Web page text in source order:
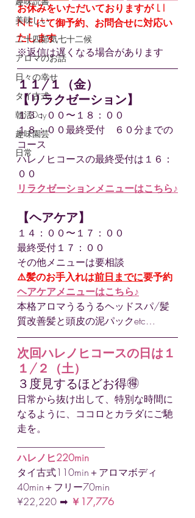
美味しい
二十四節気七十二候
アロマのお話
日々の幸せ
タイ古式
朝活Day
趣味園芸
日常
お休みをいただいておりますが L I
N E にて御予約、お問合せに対応い
たします
※返信は遅くなる場合があります
１１/１
（金）
【リラクゼーション】
１３：００〜１８：００
１８：００最終受付　６０分までの
コース
ハレノヒコースの最終受付は１６：
００
リラクゼーションメニューはこちら♪
【ヘアケア】
１４：００〜１７：００
最終受付１７：００
その他メニューは要相談
⚠️髪のお手入れは前日までに要予約
ヘアケアメニューはこちら♪
本格アロマうるうるヘッドスパ/髪
質改善髪と頭皮の泥パックetc…
次回ハレノヒコースの日は１
１/２（土）
３度見するほどお得🉐
日常から抜け出して、特別な時間に
なるように、ココロとカラダにご馳
走を。
ハレノヒ220min
タイ古式110min＋アロマボディ
40min＋フリー70min
¥22,220 ➡︎ ￥17,776